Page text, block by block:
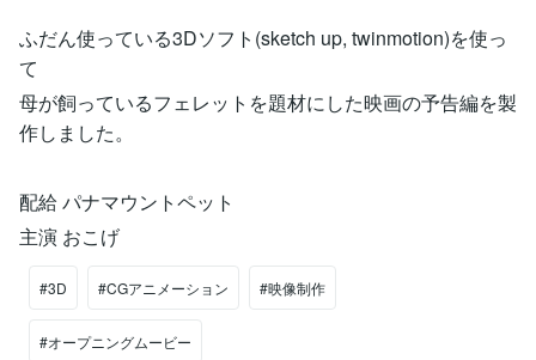
ふだん使っている3Dソフト(sketch up, twinmotion)を使っ
て
母が飼っているフェレットを題材にした映画の予告編を製
作しました。
配給 パナマウントペット
主演 おこげ
#3D #CGアニメーション #映像制作
#オープニングムービー